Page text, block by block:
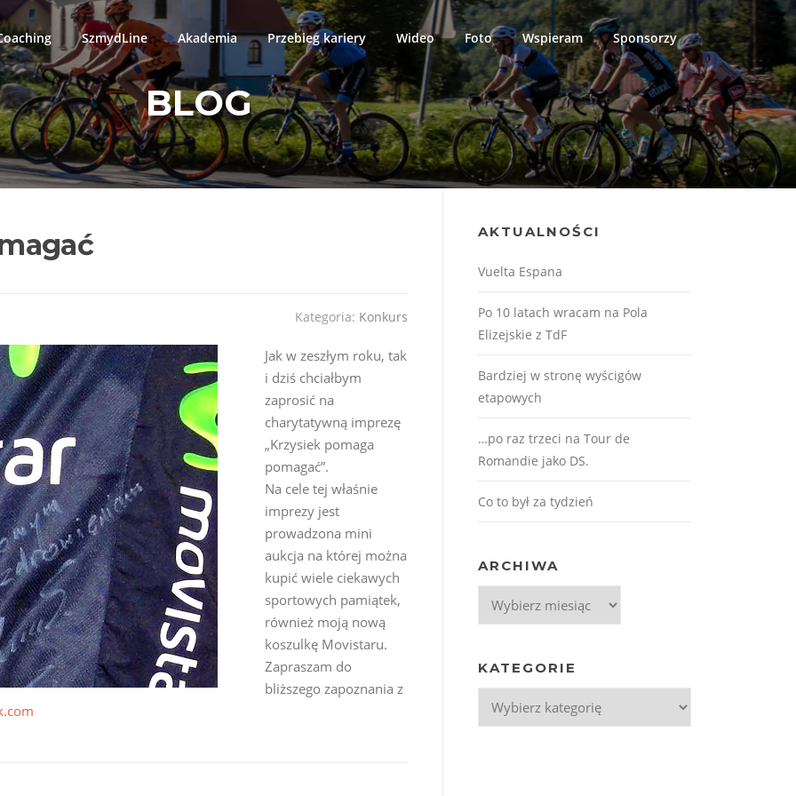
SzmydLine Akademia Przebieg kariery Wideo Foto Wspieram Sponsorzy
BLOG
Kategoria: Konkurs
Jak w zeszłym roku, tak
i dziś chciałbym
zaprosić na
charytatywną imprezę
„Krzysiek pomaga
pomagać”.
Na cele tej właśnie
imprezy jest
prowadzona mini
aukcja na której można
kupić wiele ciekawych
sportowych pamiątek,
również moją nową
koszulkę Movistaru.
Zapraszam do
bliższego zapoznania z
AKTUALNOŚCI
Vuelta Espana
Po 10 latach wracam na Pola
Elizejskie z TdF
Bardziej w stronę wyścigów
etapowych
…po raz trzeci na Tour de
Romandie jako DS.
Co to był za tydzień
ARCHIWA
Archiwa
KATEGORIE
Kategorie